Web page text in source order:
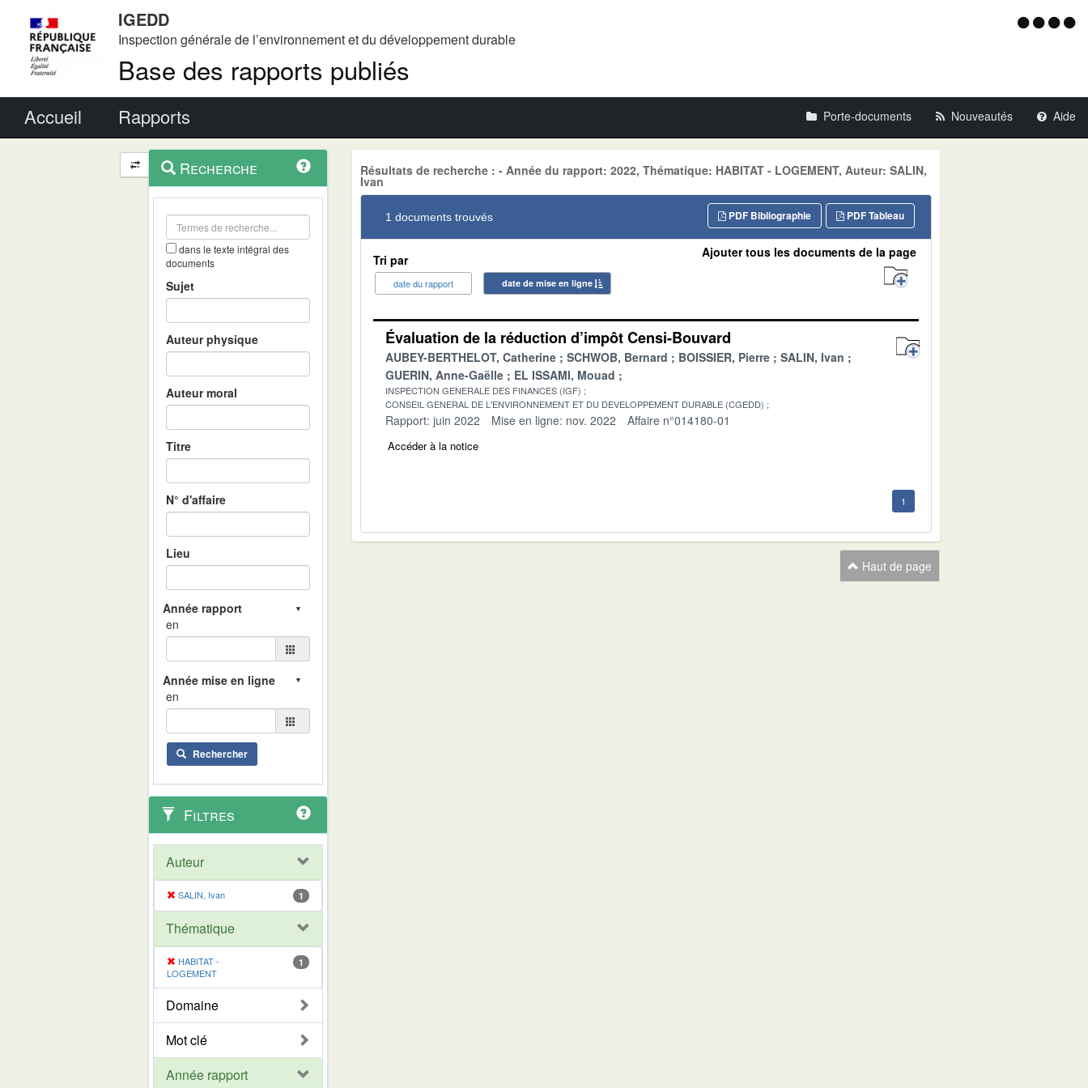
IGEDD
Inspection générale de l’environnement et du développement durable
Base des rapports publiés
Menu
Accueil Rapports Porte-documents Nouveautés Aide
Navigation
et
outils
contextuel
Recherche
dans le texte intégral des
documents
Sujet
Auteur physique
Auteur moral
Titre
N° d'affaire
Lieu
en
en
Rechercher
Filtres
Auteur
SALIN, Ivan 1
Thématique
HABITAT -
LOGEMENT
1
Domaine
Mot clé
Année rapport
Résultats de recherche : - Année du rapport: 2022, Thématique: HABITAT - LOGEMENT, Auteur: SALIN,
Ivan
1 documents trouvés PDF Tableau
PDF Bibliographie
Tri par
date du rapport date de mise en ligne
Ajouter tous les documents de la page
Évaluation de la réduction d’impôt Censi-Bouvard
AUBEY-BERTHELOT, Catherine SCHWOB, Bernard BOISSIER, Pierre
SALIN, Ivan
GUERIN, Anne-Gaëlle
EL ISSAMI, Mouad
INSPECTION GENERALE DES FINANCES (IGF)
CONSEIL GENERAL DE L'ENVIRONNEMENT ET DU DEVELOPPEMENT DURABLE (CGEDD)
Rapport: juin 2022 Mise en ligne: nov. 2022 Affaire n°014180-01
Accéder à la notice
1
Haut de page